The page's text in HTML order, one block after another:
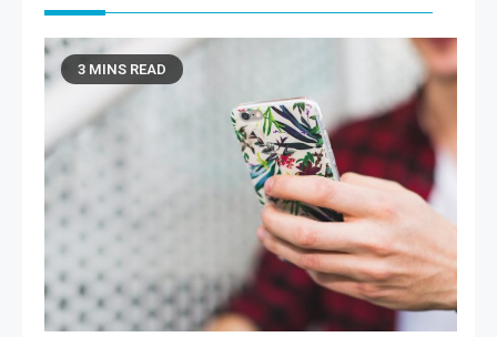
3 MINS READ